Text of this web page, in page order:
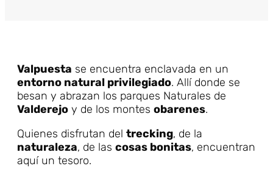
Valpuesta se encuentra enclavada en un
entorno natural privilegiado. Allí donde se
besan y abrazan los parques Naturales de
Valderejo y de los montes obarenes.
Quienes disfrutan del trecking, de la
naturaleza, de las cosas bonitas, encuentran
aquí un tesoro.